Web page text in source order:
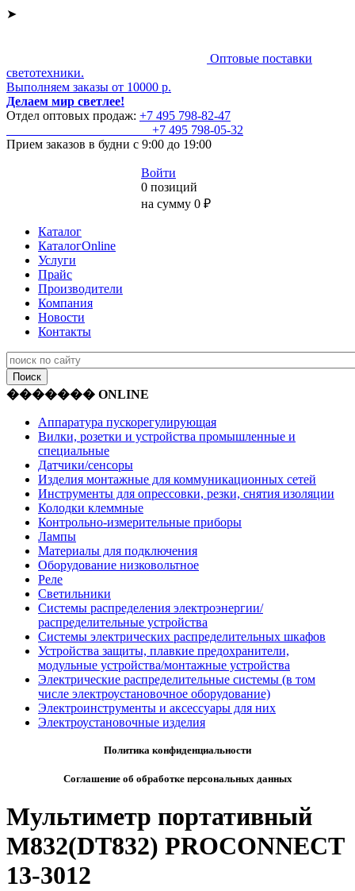
➤
Оптовые поставки
светотехники.
Выполняем заказы от 10000 р.
Делаем мир светлее!
Отдел оптовых продаж: +7 495 798-82-47
+7 495 798-05-32
Прием заказов в будни с 9:00 до 19:00
Войти
0 позиций
на сумму 0 ₽
Каталог
КаталогOnline
Услуги
Прайс
Производители
Компания
Новости
Контакты
������� ONLINE
Аппаратура пускорегулирующая
Вилки, розетки и устройства промышленные и
специальные
Датчики/сенсоры
Изделия монтажные для коммуникационных сетей
Инструменты для опрессовки, резки, снятия изоляции
Колодки клеммные
Контрольно-измерительные приборы
Лампы
Материалы для подключения
Оборудование низковольтное
Реле
Светильники
Системы распределения электроэнергии/
распределительные устройства
Системы электрических распределительных шкафов
Устройства защиты, плавкие предохранители,
модульные устройства/монтажные устройства
Электрические распределительные системы (в том
числе электроустановочное оборудование)
Электроинструменты и аксессуары для них
Электроустановочные изделия
Политика конфиденциальности
Соглашение об обработке персональных данных
Мультиметр портативный
M832(DT832) PROCONNECT
13-3012